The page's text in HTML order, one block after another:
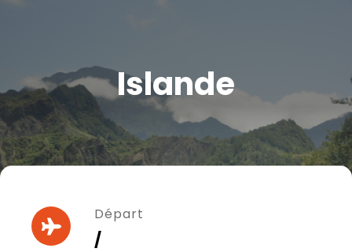
Islande
Départ
/